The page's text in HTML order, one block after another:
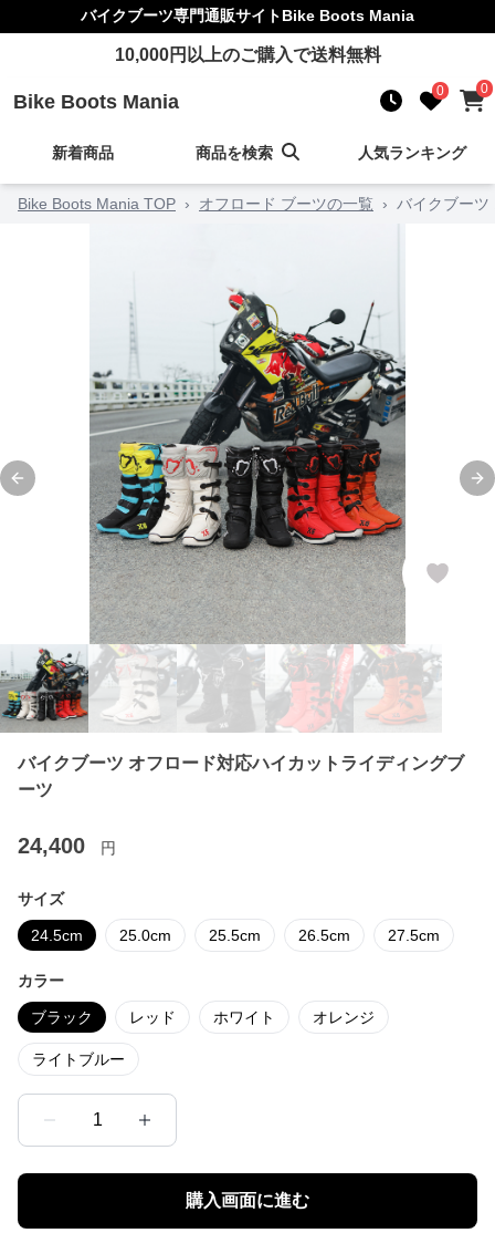
バイクブーツ専門通販サイトBike Boots Mania
10,000円以上のご購入で送料無料
Bike Boots Mania 0 0
新着商品 商品を検索 人気ランキング
Bike Boots Mania TOP › オフロード ブーツの一覧 › バイクブーツ
Previous slide
バイクブーツ オフロード対応ハイカットライディングブ
ーツ
24,400 円
サイズ
24.5cm 25.0cm 25.5cm 26.5cm 27.5cm
カラー
ブラック レッド ホワイト オレンジ
ライトブルー
1
購入画面に進む